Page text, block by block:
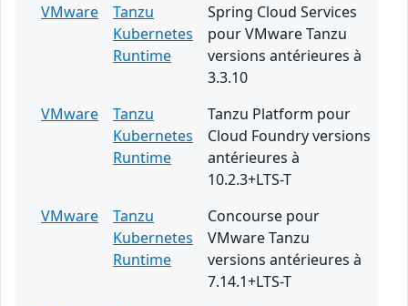
VMware
Tanzu
Kubernetes
Runtime
Spring Cloud Services
pour VMware Tanzu
versions antérieures à
3.3.10
VMware
Tanzu
Kubernetes
Runtime
Tanzu Platform pour
Cloud Foundry versions
antérieures à
10.2.3+LTS-T
VMware
Tanzu
Kubernetes
Runtime
Concourse pour
VMware Tanzu
versions antérieures à
7.14.1+LTS-T